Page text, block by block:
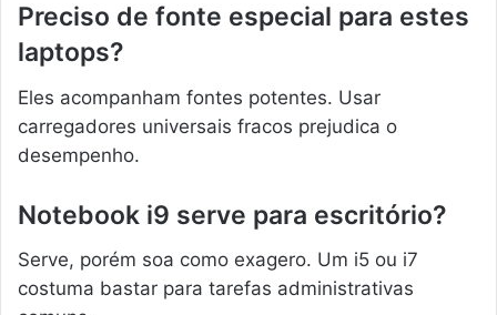
Preciso de fonte especial para estes
laptops?
Eles acompanham fontes potentes. Usar
carregadores universais fracos prejudica o
desempenho.
Notebook i9 serve para escritório?
Serve, porém soa como exagero. Um i5 ou i7
costuma bastar para tarefas administrativas